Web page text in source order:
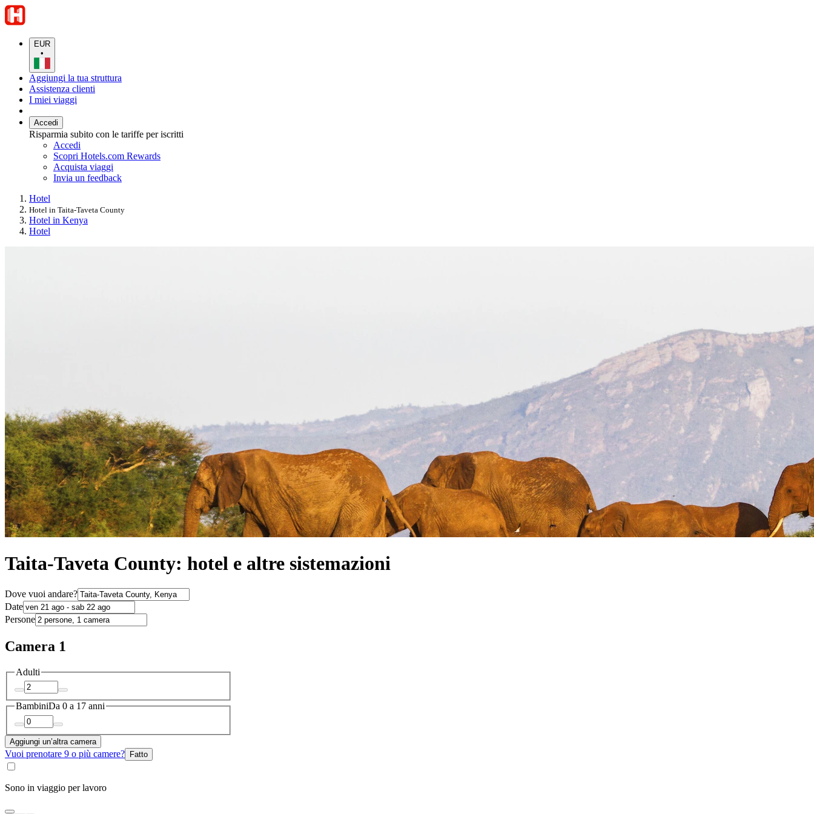
EUR
•
Aggiungi la tua struttura
Assistenza clienti
I miei viaggi
Accedi
Risparmia subito con le tariffe per iscritti
Accedi
Scopri Hotels.com Rewards
Acquista viaggi
Invia un feedback
Hotel
Hotel in Taita-Taveta County
Hotel in Kenya
Hotel
Taita-Taveta County: hotel e altre sistemazioni
Dove vuoi andare?
Date
Persone
Camera 1
Adulti
BambiniDa 0 a 17 anni
Aggiungi un’altra camera
Vuoi prenotare 9 o più camere? Fatto
Sono in viaggio per lavoro